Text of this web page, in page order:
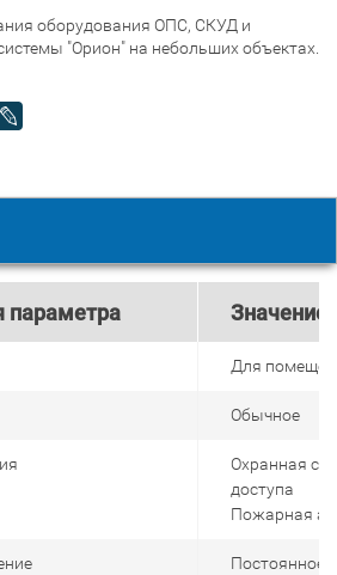
оборудования ОПС, СКУД и
"Орион" на небольших объектах.
параметра Значение
Для
Обычное
Охранная
доступа
Пожарная
Постоянное